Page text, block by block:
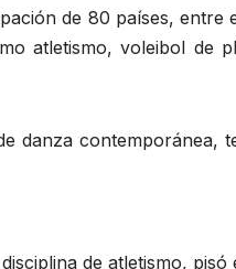
de 80 países, entre
atletismo, voleibol de
danza contemporánea,
de atletismo,